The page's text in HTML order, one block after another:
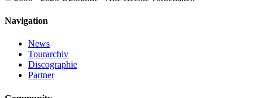
Navigation
News
Tourarchiv
Discographie
Partner